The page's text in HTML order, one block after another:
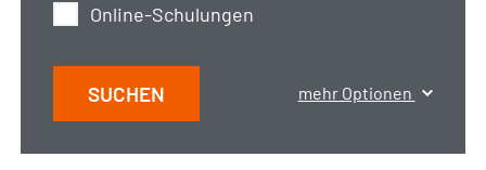
Online-Schulungen
SUCHEN mehr Optionen